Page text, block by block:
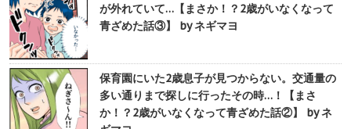
が外れていて…【まさか！？2歳がいなくなって
青ざめた話③】 by ネギマヨ
保育園にいた2歳息子が見つからない。交通量の
多い通りまで探しに行ったその時…！【まさ
か！？2歳がいなくなって青ざめた話②】 by ネ